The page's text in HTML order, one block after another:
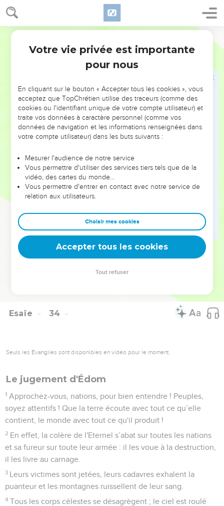
Esaïe 33
Tes yeux verront le roi dans toute sa beauté, ils
contempleront le pays dans toute son étendue.
Ton cœur se souviendra de ses terreurs : « Où est le
secrétaire ? Où est le trésorier ? Où est celui qui inspectait
Tu ne verras plus le peuple audacieux, le peuple au
baragouinage obscur, au langage balbutiant qu'on ne
comprend pas.
Regarde Sion, la ville de nos fêtes ! Tes yeux verront
Jérusalem comme un domaine sûr, une tente qui ne sera
plus transportée, dont les piquets ne seront plus jamais
Oui, c'est là que l'Eternel se montre magnifique pour
nous : il nous tient lieu de fleuves et de larges rivières où
aucun bateau ne circule, où aucun grand navire ne passe.
22
législateur, l'Eternel est notre roi, c'est lui qui nous sauve.
Tes cordages sont relâchés, ils ne maintiennent plus le
mât et ne tendent plus les voiles. Alors on partage le produit
d'un immense butin. Même les boiteux prennent part au
Le peuple qui habite Jérusalem reçoit le pardon de sa faute.
Esaïe 34
Seuls les Évangiles sont disponibles en vidéo pour le moment.
Le jugement d'Édom
1 Approchez-vous, nations, pour bien entendre ! Peuples,
soyez attentifs ! Que la terre écoute avec tout ce qu’elle
contient, le monde avec tout ce qu'il produit !
2 En effet, la colère de l'Eternel s’abat sur toutes les nations
et sa fureur sur toute leur armée : il les voue à la destruction,
il les livre au carnage.
3 Leurs victimes sont jetées, leurs cadavres exhalent la
puanteur et les montagnes ruissellent de leur sang.
4 Tous les corps célestes se désagrègent ; le ciel est roulé
Votre vie privée est importante
pour nous
En cliquant sur le bouton « Accepter tous les cookies », vous
acceptez que TopChrétien utilise des traceurs (comme des
cookies ou l'identifiant unique de votre compte utilisateur) et
traite vos données à caractère personnel (comme vos
données de navigation et les informations renseignées dans
votre compte utilisateur) dans les buts suivants :
Mesurer l'audience de notre service
Vous permettre d'utiliser des services tiers tels que de la
vidéo, des cartes du monde…
Vous permettre d'entrer en contact avec notre service de
relation aux utilisateurs.
Choisir mes cookies
Accepter tous les cookies
Tout refuser